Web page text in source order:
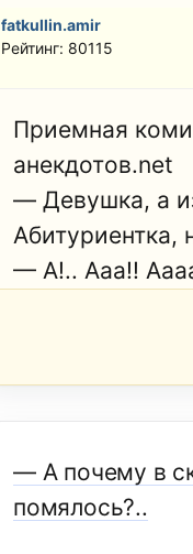
fatkullin.amir
Рейтинг: 80115
Приемная
анекдотoв.nеt
— Девушка, а
Абитуриентка,
— А!.. Ааа!!
— А почему в
помялось?..